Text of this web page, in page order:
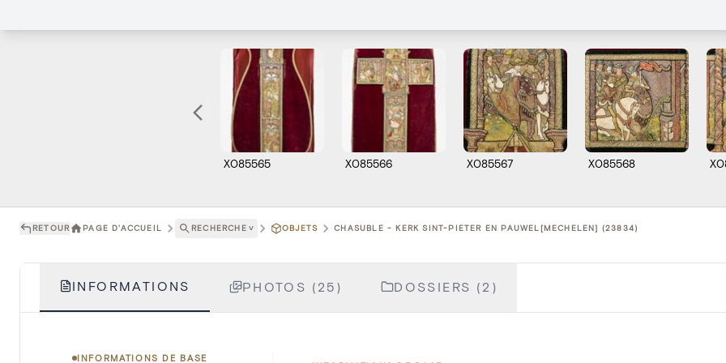
X085565 X085566 X085567 X085568
RETOUR PAGE D'ACCUEIL RECHERCHE ˅ OBJETS CHASUBLE - KERK SINT-PIETER EN PAUWEL[MECHELEN] (23834)
INFORMATIONS PHOTOS (25) DOSSIERS (2)
INFORMATIONS DE BASE